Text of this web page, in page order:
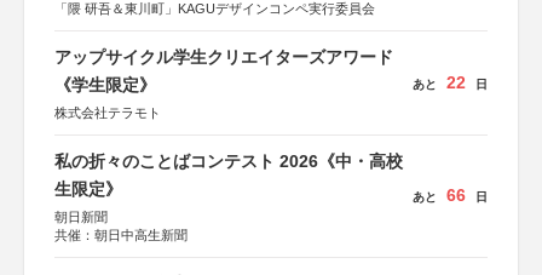
「隈 研吾＆東川町」KAGUデザインコンペ実行委員会
アップサイクル学生クリエイターズアワード
《学生限定》
株式会社テラモト
あと 22 日
私の折々のことばコンテスト 2026《中・高校
生限定》
朝日新聞
共催：朝日中高生新聞
あと 66 日